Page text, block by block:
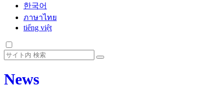
한국어
ภาษาไทย
tiếng việt
News